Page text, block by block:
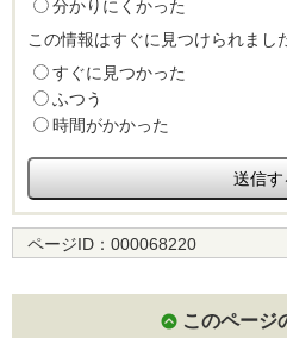
分かりにくかった
この情報はすぐに見つけられまし
すぐに見つかった
ふつう
時間がかかった
ページID： 000068220
このページ